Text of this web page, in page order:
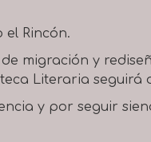
el Rincón.
migración y
Literaria
y por seguir